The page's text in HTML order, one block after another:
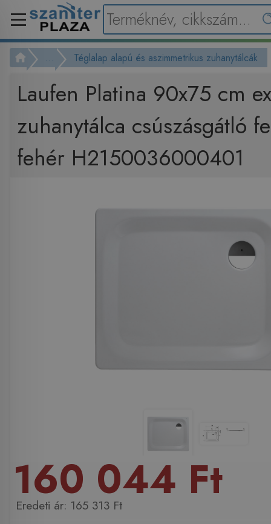
... Téglalap alapú és aszimmetrikus zuhanytálcák
Laufen Platina 90x75 cm
zuhanytálca csúszásgátló
fehér H2150036000401
160 044 Ft
165 313 Ft